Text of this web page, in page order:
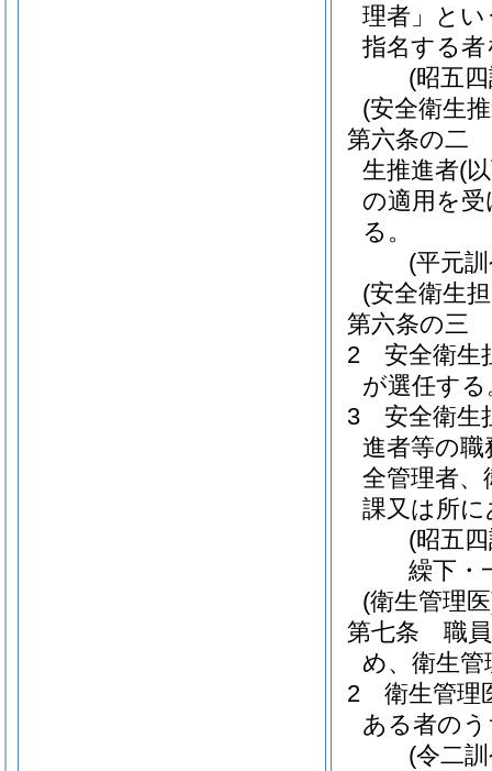
理者」とい
指名する
(昭五
(安全衛生
第六条の二
生推進者(
の適用を
る。
(平元
(安全衛生
第六条の三
2
安全衛生
が選任する
3
安全衛生
進者等の
全管理者
課又は所
(昭五
繰下・
(衛生管理
第七条
職
め、衛生
2
衛生管理
ある者の
(令二